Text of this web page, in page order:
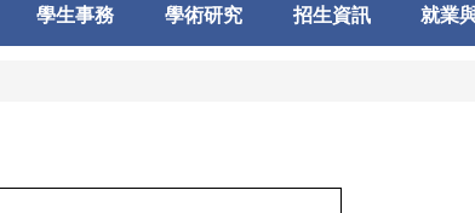
學生事務 學術研究 招生資訊 就業